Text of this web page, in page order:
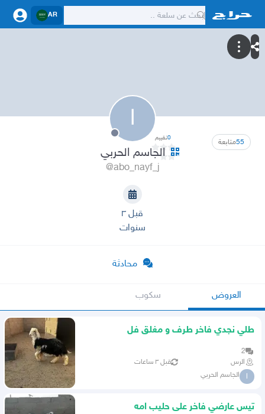
AR
ا
55متابعة 0تقييم
الجاسم الحربي
@abo_nayf_j
قبل ٣
سنوات
محادثة
العروض سكوب
طلي نجدي فاخر طرف و مغلق فل
2
الرس
قبل ٣ ساعات
ا الجاسم الحربي
تيس عارضي فاخر على حليب امه